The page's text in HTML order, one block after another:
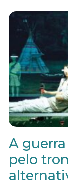
A
pelo